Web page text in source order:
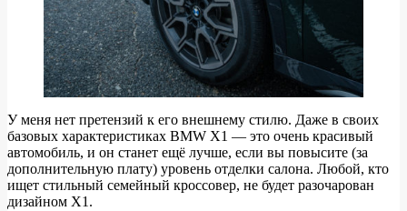
У меня нет претензий к его внешнему стилю. Даже в своих
базовых характеристиках BMW X1 — это очень красивый
автомобиль, и он станет ещё лучше, если вы повысите (за
дополнительную плату) уровень отделки салона. Любой, кто
ищет стильный семейный кроссовер, не будет разочарован
дизайном X1.